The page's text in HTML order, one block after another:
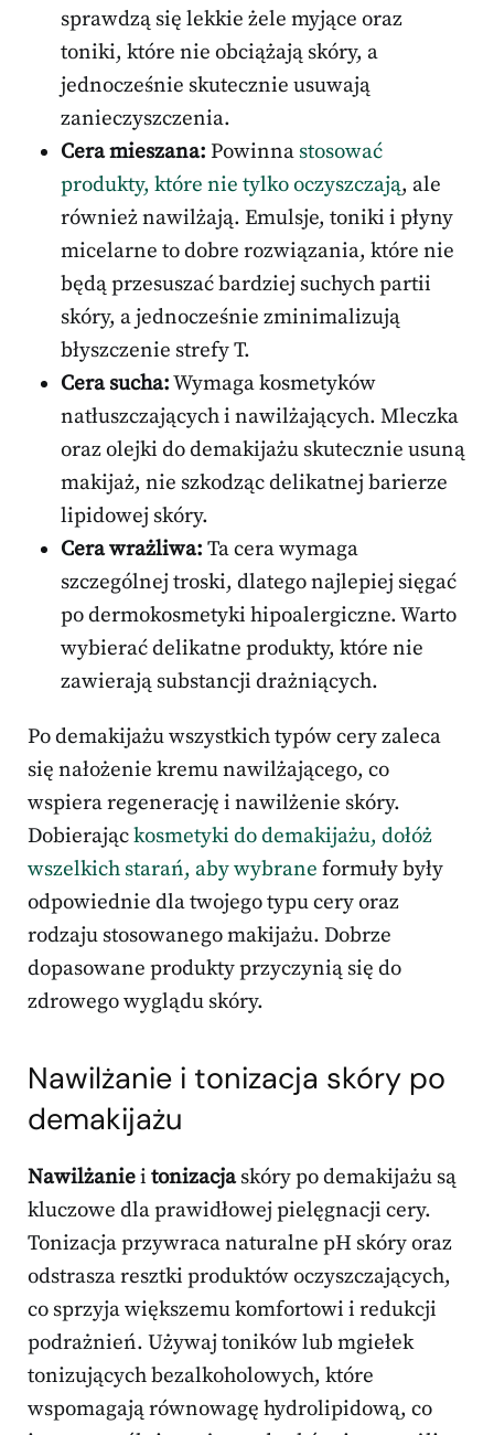
sprawdzą się lekkie żele myjące oraz
toniki, które nie obciążają skóry, a
jednocześnie skutecznie usuwają
zanieczyszczenia.
Cera mieszana: Powinna stosować
produkty, które nie tylko oczyszczają, ale
również nawilżają. Emulsje, toniki i płyny
micelarne to dobre rozwiązania, które nie
będą przesuszać bardziej suchych partii
skóry, a jednocześnie zminimalizują
błyszczenie strefy T.
Cera sucha:Wymaga kosmetyków
natłuszczających i nawilżających. Mleczka
oraz olejki do demakijażu skutecznie usuną
makijaż, nie szkodząc delikatnej barierze
lipidowej skóry.
Cera wrażliwa: Ta cera wymaga
szczególnej troski, dlatego najlepiej sięgać
po dermokosmetyki hipoalergiczne. Warto
wybierać delikatne produkty, które nie
zawierają substancji drażniących.
Po demakijażu wszystkich typów cery zaleca
się nałożenie kremu nawilżającego, co
wspiera regenerację i nawilżenie skóry.
Dobierająckosmetyki do demakijażu, dołóż
wszelkich starań, aby wybrane formuły były
odpowiednie dla twojego typu cery oraz
rodzaju stosowanego makijażu. Dobrze
dopasowane produkty przyczynią się do
zdrowego wyglądu skóry.
Nawilżanie i tonizacja skóry po
demakijażu
Nawilżaniei tonizacjaskóry po demakijażu są
kluczowe dla prawidłowej pielęgnacji cery.
Tonizacja przywraca naturalne pH skóry oraz
odstrasza resztki produktów oczyszczających,
co sprzyja większemu komfortowi i redukcji
podrażnień. Używaj toników lub mgiełek
tonizujących bezalkoholowych, które
wspomagają równowagę hydrolipidową, co